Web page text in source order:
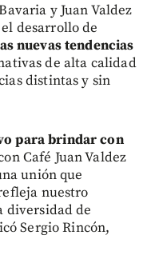
y Juan Valdez
desarrollo de
nuevas tendencias
de alta calidad
distintas y sin
para brindar con
Café Juan Valdez
unión que
nuestro
diversidad de
Sergio Rincón,